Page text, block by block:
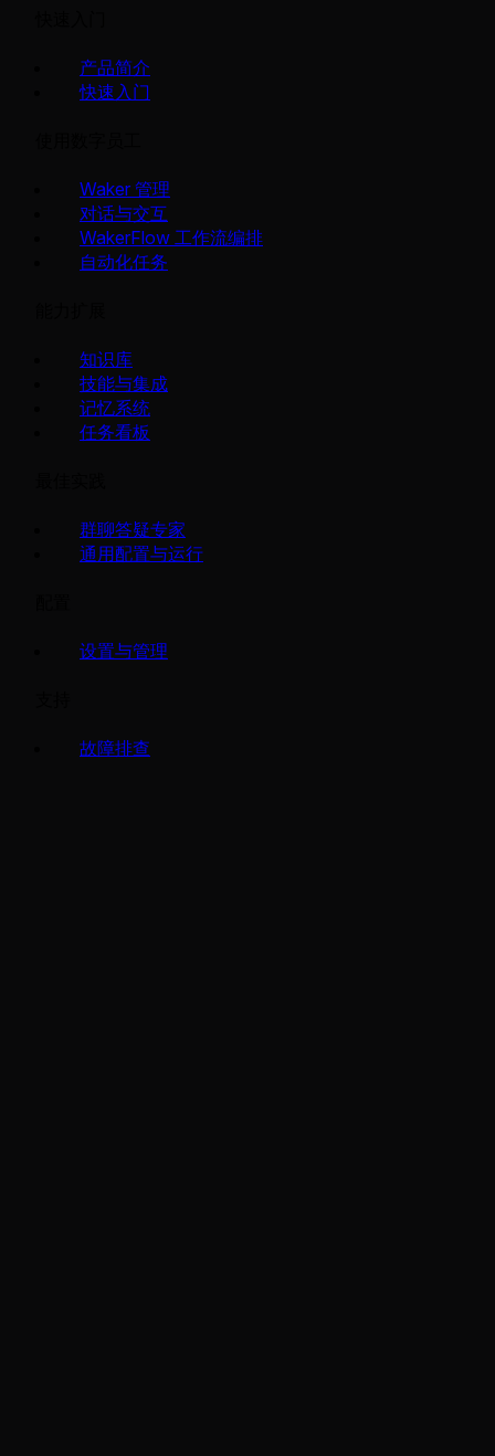
产品简介
快速入门
Waker 管理
对话与交互
WakerFlow 工作流编排
自动化任务
知识库
技能与集成
记忆系统
任务看板
群聊答疑专家
通用配置与运行
设置与管理
故障排查